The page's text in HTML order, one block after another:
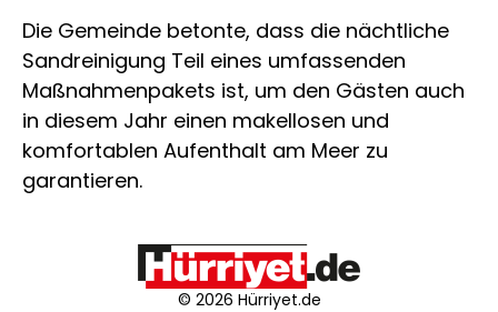
Die Gemeinde betonte, dass die nächtliche
Sandreinigung Teil eines umfassenden
Maßnahmenpakets ist, um den Gästen auch
in diesem Jahr einen makellosen und
komfortablen Aufenthalt am Meer zu
garantieren.
© 2026 Hürriyet.de